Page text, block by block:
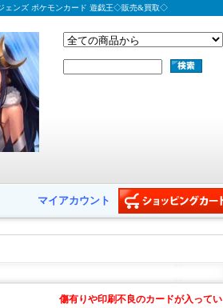
ェンズ ポケモンカード 遊戯王◇販売&買取◇
マイアカウント
傷有りや印刷不良のカードが入ってい